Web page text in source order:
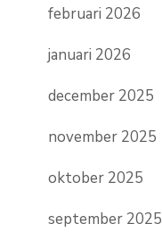
februari 2026
januari 2026
december 2025
november 2025
oktober 2025
september 2025